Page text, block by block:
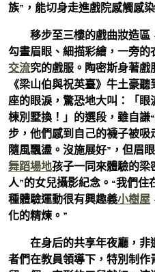
族”，能切身走進戲院感觸感
移步至三樓的戲曲妝造
勾畫眉眼、細描彩繪，一旁
交流究的戲服。陶密斯身著
《梁山伯與祝英臺》牛土豪
座的眼淚，驚恐地大叫：「
棟別墅換！」的選段，雖自
步，他們感到自己的襪子被
隨風飄盪。沒施展好”，但眉
舞蹈場地孩子一同來體驗的梁
人”的女兒攝影紀念。“我們
種體驗運動很有興趣義小樹屋
化的精煉。”
在身后的共享年夜廳，
者們在教員領導下，特別制作